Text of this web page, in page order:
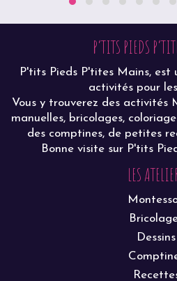
P’TITS PIEDS
P'tits Pieds P'tites Mains, est
activités pour
Vous y trouverez des activités
manuelles, bricolages,
des comptines, de petites
Bonne visite sur P'tits
LES
Dessins